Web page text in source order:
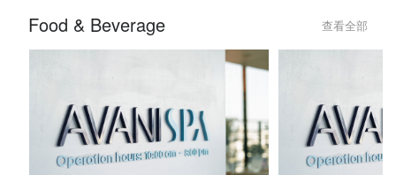
Food & Beverage 查看全部